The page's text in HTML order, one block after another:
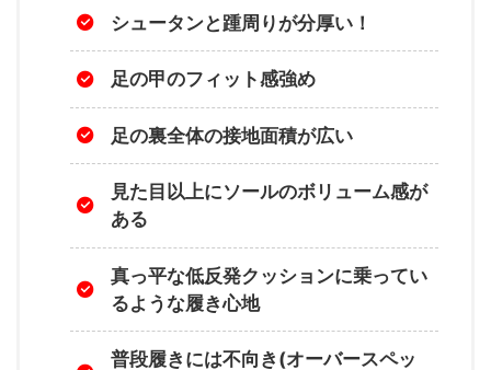
シュータンと踵周りが分厚い！
足の甲のフィット感強め
足の裏全体の接地面積が広い
見た目以上にソールのボリューム感が
ある
真っ平な低反発クッションに乗ってい
るような履き心地
普段履きには不向き(オーバースペッ